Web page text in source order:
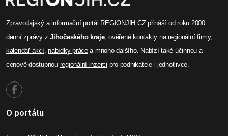
Zpravodajský a informační portál REGIONJIH.CZ přináší od roku 2000
denní zprávyzJihočeského kraje, ověřené kontakty na regionální firmy,
kalendář akcí,nabídky prácea mnoho dalšího. Nabízí také účinnou a
cenově dostupnou regionální inzerci pro podnikatele i jednotlivce.
O portálu